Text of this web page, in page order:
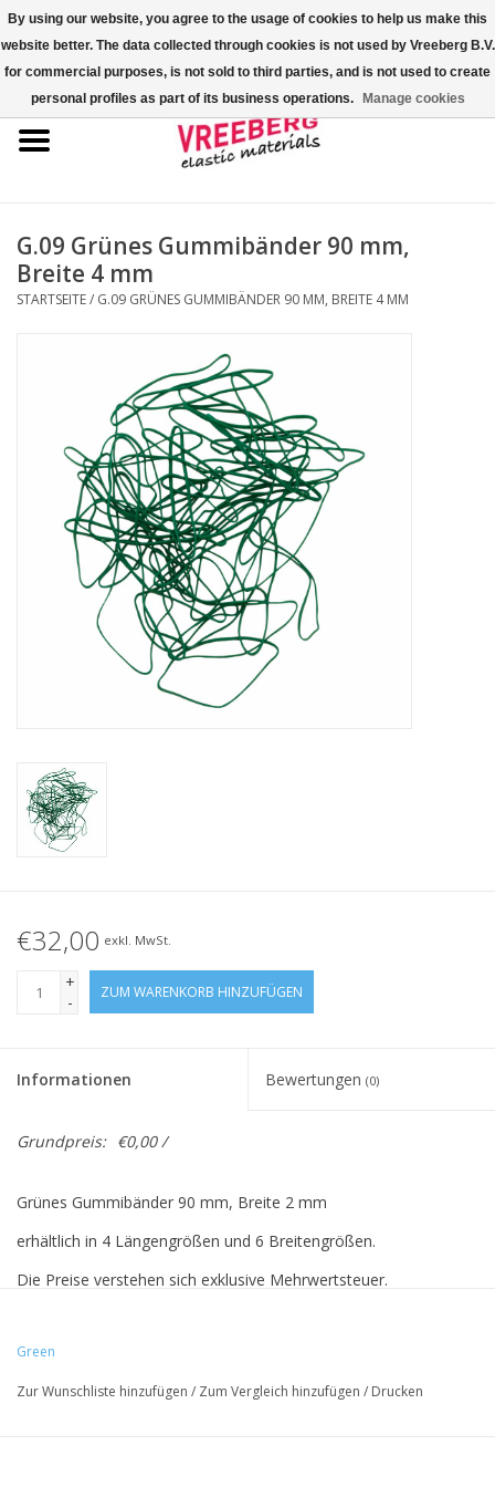
0 Artikel - €0,00
Startseite
Bunte Gummibänder
Gummispannseile
Kreuzgummibänder/X-Bands
Fastfix-Spannbänder
Geknotete Elastikschlaufe
Schwarze Gummibänder –
Sonderangebot!
Weiße Gummibänder –
G.09 Grünes Gummibänder 90 mm,
Breite 4 mm
STARTSEITE/ G.09 GRÜNES GUMMIBÄNDER 90 MM, BREITE 4 MM
€32,00 exkl. MwSt.
+
-
ZUM WARENKORB HINZUFÜGEN
Informationen Bewertungen (0)
Grundpreis: €0,00 /
Grünes Gummibänder 90 mm, Breite 2 mm
erhältlich in 4 Längengrößen und 6 Breitengrößen.
Die Preise verstehen sich exklusive Mehrwertsteuer.
Vreeberg-Elastics haben folgende Eigenschaften:
- hohe Elastizität
Green
Zur Wunschliste hinzufügen / Zum Vergleich hinzufügen / Drucken
By using our website, you agree to the usage of cookies to help us make this
website better. The data collected through cookies is not used by Vreeberg B.V.
for commercial purposes, is not sold to third parties, and is not used to create
personal profiles as part of its business operations.
Manage cookies